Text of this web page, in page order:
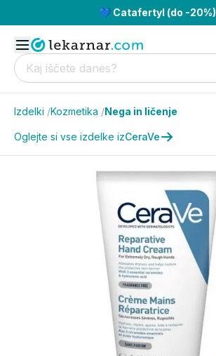
💙 Catafertyl (do -20%)
Izdelki /Kozmetika /Nega in ličenje
Oglejte si vse izdelke izCeraVe